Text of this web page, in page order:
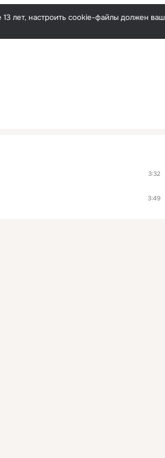
лет, настроить cookie-файлы должен ваш
3:32
3:49